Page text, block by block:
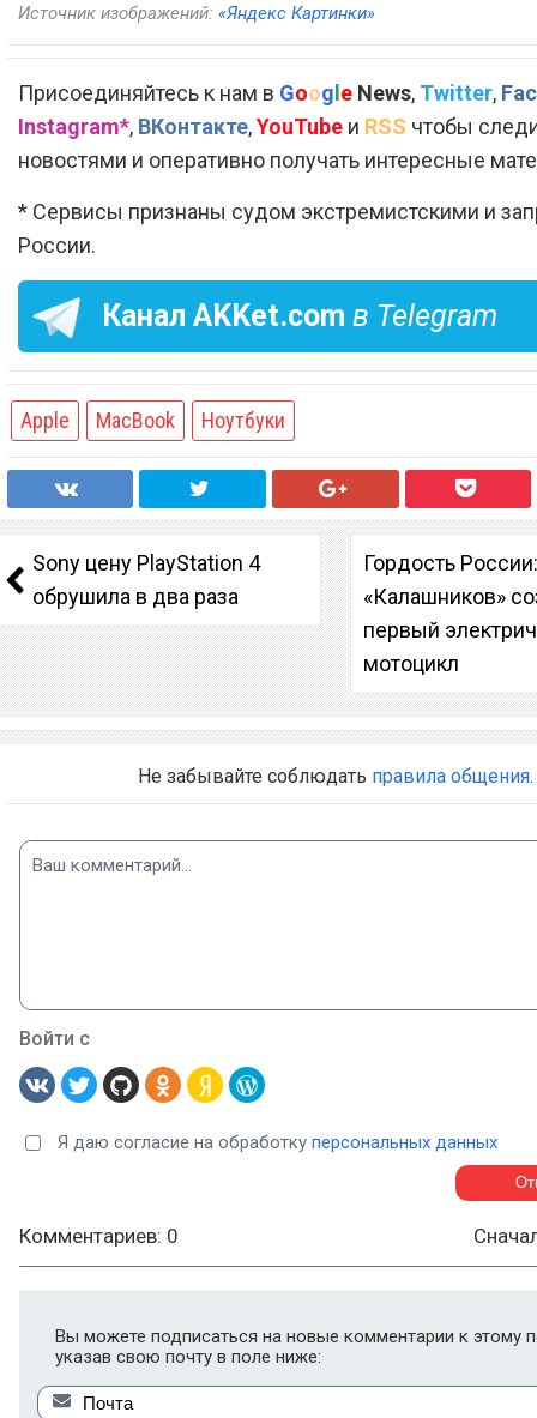
Источник изображений: «Яндекс Картинки»
Присоединяйтесь к нам в Google News, Twitter,
Instagram*, ВКонтакте,YouTube и RSS чтобы
новостями и оперативно получать интересные
* Сервисы признаны судом экстремистскими и
России.
Канал AKKet.com в Telegram
Apple MacBook Ноутбуки
Sony цену PlayStation 4
обрушила в два раза
Гордость
«Калашников»
первый
мотоцикл
Не забывайте соблюдать правила общения.
Войти с
Я даю согласие на обработку персональных данных
Комментариев: 0
Вы можете подписаться на новые комментарии к этому
указав свою почту в поле ниже: